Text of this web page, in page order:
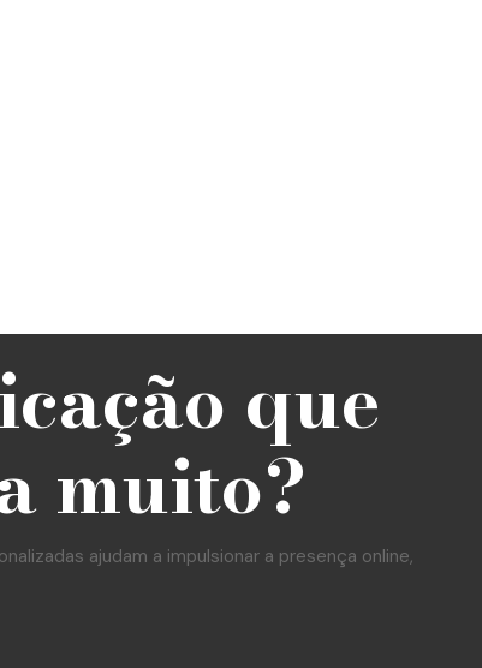
que
muito?
ajudam a impulsionar a presença online,